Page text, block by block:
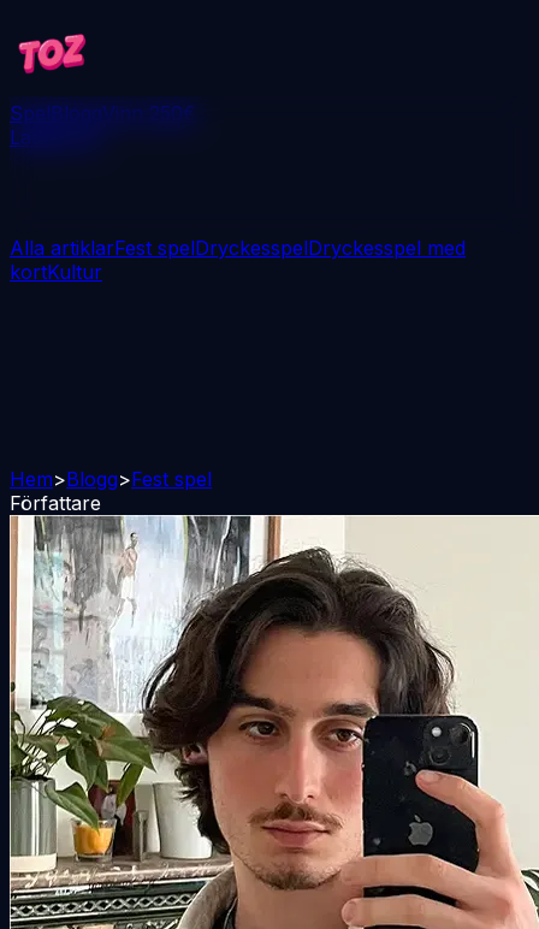
SpelBloggVinn 250€
Ladda ner
Alla artiklarFest spelDryckesspelDryckesspel med
kortKultur
Hem>Blogg>Fest spel
Författare